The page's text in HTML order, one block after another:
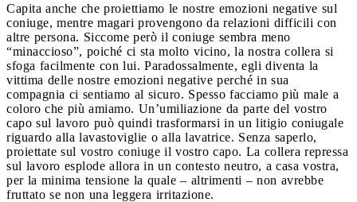
Capita anche che proiettiamo le nostre emozioni negative sul
coniuge, mentre magari provengono da relazioni difficili con
altre persona. Siccome però il coniuge sembra meno
“minaccioso”, poiché ci sta molto vicino, la nostra collera si
sfoga facilmente con lui. Paradossalmente, egli diventa la
vittima delle nostre emozioni negative perché in sua
compagnia ci sentiamo al sicuro. Spesso facciamo più male a
coloro che più amiamo. Un’umiliazione da parte del vostro
capo sul lavoro può quindi trasformarsi in un litigio coniugale
riguardo alla lavastoviglie o alla lavatrice. Senza saperlo,
proiettate sul vostro coniuge il vostro capo. La collera repressa
sul lavoro esplode allora in un contesto neutro, a casa vostra,
per la minima tensione la quale – altrimenti – non avrebbe
fruttato se non una leggera irritazione.